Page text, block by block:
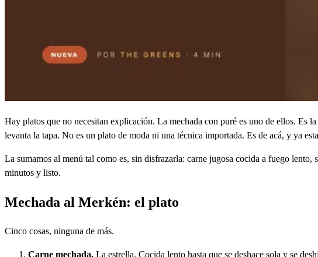
Hay platos que no necesitan explicación. La mechada con puré es uno de ellos. Es
levanta la tapa. No es un plato de moda ni una técnica importada. Es de acá, y ya
La sumamos al menú tal como es, sin disfrazarla: carne jugosa cocida a fuego
minutos y listo.
Mechada al Merkén: el plato
Cinco cosas, ninguna de más.
Carne mechada. La estrella. Cocida lento hasta que se deshace sola y se